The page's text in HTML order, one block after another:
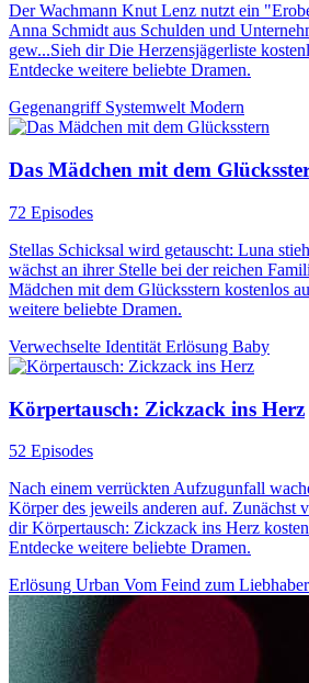
Der Wachmann Knut Lenz nutzt ein
Anna Schmidt aus Schulden und
gew...Sieh dir Die Herzensjägerliste
Entdecke weitere beliebte Dramen.
Gegenangriff Systemwelt Modern
Das Mädchen mit dem
72 Episodes
Stellas Schicksal wird getauscht: Luna
wächst an ihrer Stelle bei der reichen
Mädchen mit dem Glücksstern kostenlos
weitere beliebte Dramen.
Verwechselte Identität Erlösung Baby
Körpertausch: Zickzack ins Herz
52 Episodes
Nach einem verrückten Aufzugunfall
Körper des jeweils anderen auf. Zunächst
dir Körpertausch: Zickzack ins Herz
Entdecke weitere beliebte Dramen.
Erlösung Urban Vom Feind zum Liebhaber